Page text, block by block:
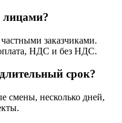
лицами?
заказчиками.
НДС и без НДС.
срок?
смены, несколько дней,